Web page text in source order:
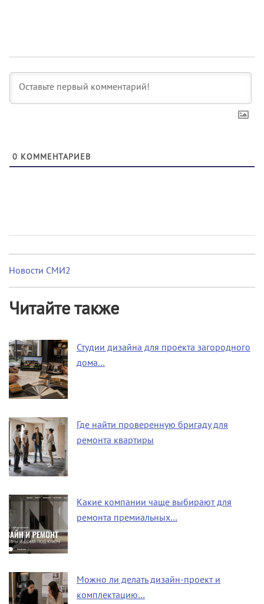
0 КОММЕНТАРИЕВ
Новости СМИ2
Читайте также
Студии дизайна для проекта загородного
дома…
Где найти проверенную бригаду для
ремонта квартиры
Какие компании чаще выбирают для
ремонта премиальных…
Можно ли делать дизайн-проект и
комплектацию…